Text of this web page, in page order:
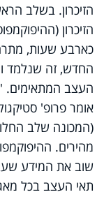
הזיכרון. בשלב
הזיכרון
כארבע שעות,
החדש, זה שנלמד
העצב המתאימים.
אומר פרופ'
(המכונה שלב
מהירים.
שוב את המידע
תאי העצב בכל